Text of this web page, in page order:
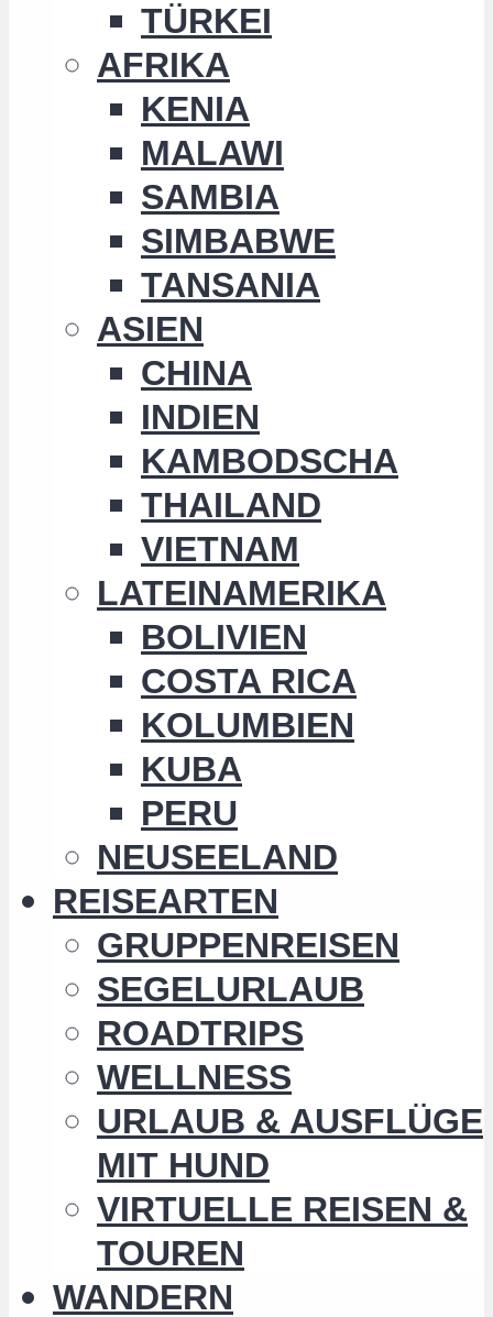
TÜRKEI
AFRIKA
KENIA
MALAWI
SAMBIA
SIMBABWE
TANSANIA
ASIEN
CHINA
INDIEN
KAMBODSCHA
THAILAND
VIETNAM
LATEINAMERIKA
BOLIVIEN
COSTA RICA
KOLUMBIEN
KUBA
PERU
NEUSEELAND
REISEARTEN
GRUPPENREISEN
SEGELURLAUB
ROADTRIPS
WELLNESS
URLAUB & AUSFLÜGE
MIT HUND
VIRTUELLE REISEN &
TOUREN
WANDERN